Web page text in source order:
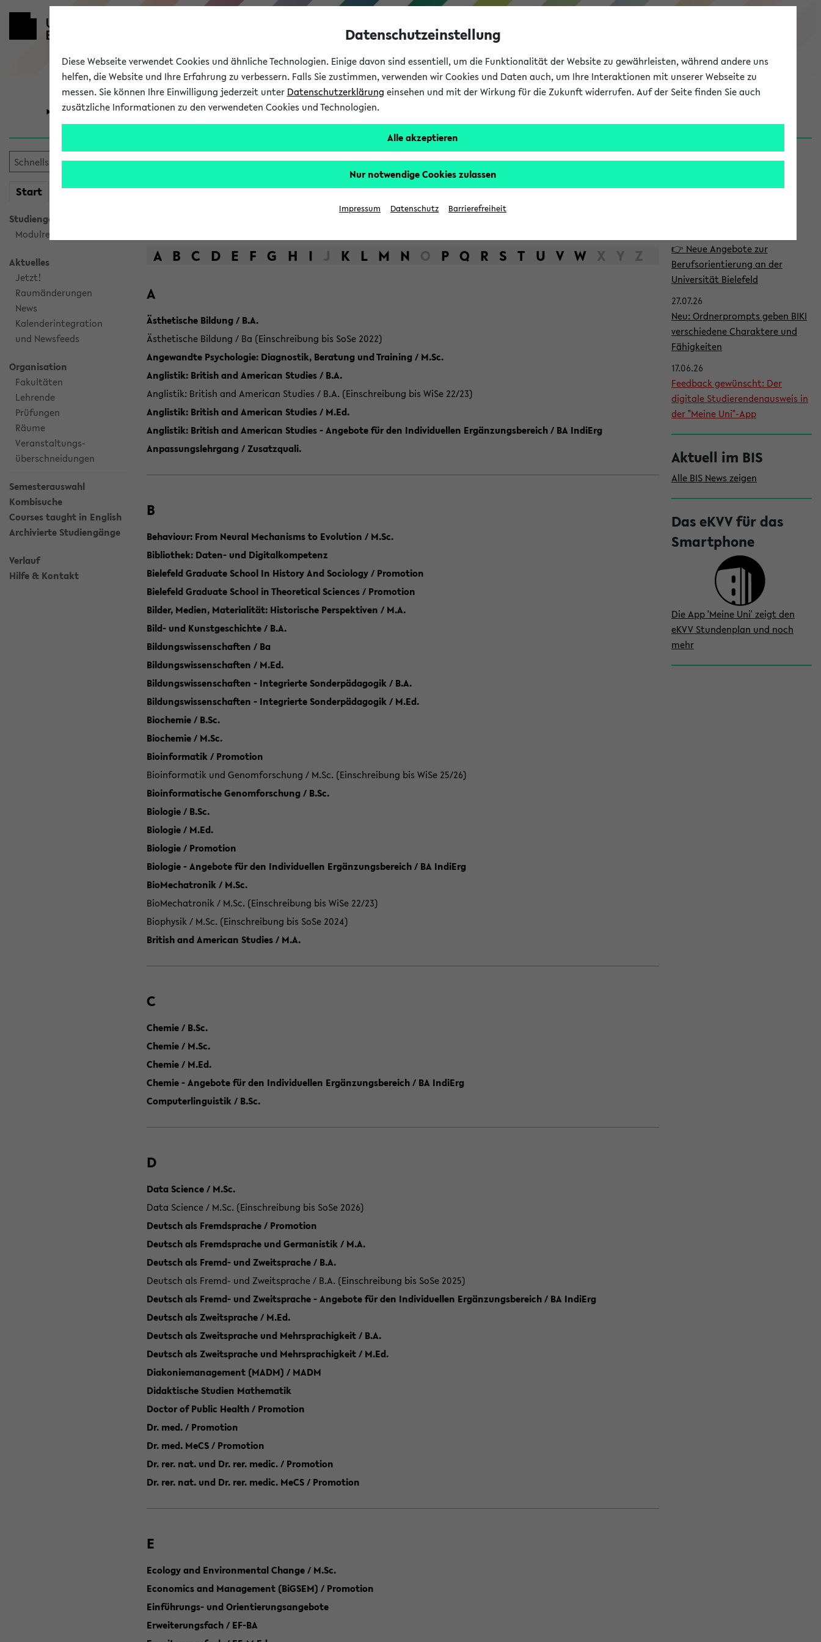
eKVV
Universität Forschung Studium
Start meineKVV
Studiengangsauswahl
Modulrecherche
Aktuelles
Jetzt!
Raumänderungen
News
Kalenderintegration
und Newsfeeds
Organisation
Fakultäten
Lehrende
Prüfungen
Räume
Veranstaltungs-
überschneidungen
Semesterauswahl
Kombisuche
Courses taught in English
Archivierte Studiengänge
Verlauf
Hilfe & Kontakt
Das Lehrangebot der Universität Bielefeld
A B C D E F G H I J K L M N O P Q R S T U V W X Y Z
A
Ästhetische Bildung / B.A.
Ästhetische Bildung / Ba (Einschreibung bis SoSe 2022)
Angewandte Psychologie: Diagnostik, Beratung und Training / M.Sc.
Anglistik: British and American Studies / B.A.
Anglistik: British and American Studies / B.A. (Einschreibung bis WiSe 22/23)
Anglistik: British and American Studies / M.Ed.
Anglistik: British and American Studies - Angebote für den Individuellen Ergänzungsbereich / BA IndiErg
Anpassungslehrgang / Zusatzquali.
B
Behaviour: From Neural Mechanisms to Evolution / M.Sc.
Bibliothek: Daten- und Digitalkompetenz
Bielefeld Graduate School In History And Sociology / Promotion
Bielefeld Graduate School in Theoretical Sciences / Promotion
Bilder, Medien, Materialität: Historische Perspektiven / M.A.
Bild- und Kunstgeschichte / B.A.
Bildungswissenschaften / Ba
Bildungswissenschaften / M.Ed.
Bildungswissenschaften - Integrierte Sonderpädagogik / B.A.
Bildungswissenschaften - Integrierte Sonderpädagogik / M.Ed.
Biochemie / B.Sc.
Biochemie / M.Sc.
Bioinformatik / Promotion
Bioinformatik und Genomforschung / M.Sc. (Einschreibung bis WiSe 25/26)
Bioinformatische Genomforschung / B.Sc.
Biologie / B.Sc.
Biologie / M.Ed.
Biologie / Promotion
Biologie - Angebote für den Individuellen Ergänzungsbereich / BA IndiErg
BioMechatronik / M.Sc.
BioMechatronik / M.Sc. (Einschreibung bis WiSe 22/23)
Biophysik / M.Sc. (Einschreibung bis SoSe 2024)
British and American Studies / M.A.
C
Chemie / B.Sc.
Chemie / M.Sc.
Chemie / M.Ed.
Chemie - Angebote für den Individuellen Ergänzungsbereich / BA IndiErg
Computerlinguistik / B.Sc.
D
Data Science / M.Sc.
Data Science / M.Sc. (Einschreibung bis SoSe 2026)
Deutsch als Fremdsprache / Promotion
Deutsch als Fremdsprache und Germanistik / M.A.
Deutsch als Fremd- und Zweitsprache / B.A.
Deutsch als Fremd- und Zweitsprache / B.A. (Einschreibung bis SoSe 2025)
Deutsch als Fremd- und Zweitsprache - Angebote für den Individuellen Ergänzungsbereich / BA IndiErg
Deutsch als Zweitsprache / M.Ed.
Deutsch als Zweitsprache und Mehrsprachigkeit / B.A.
Deutsch als Zweitsprache und Mehrsprachigkeit / M.Ed.
Diakoniemanagement (MADM) / MADM
Didaktische Studien Mathematik
Doctor of Public Health / Promotion
Dr. med. / Promotion
Dr. med. MeCS / Promotion
Dr. rer. nat. und Dr. rer. medic. / Promotion
Dr. rer. nat. und Dr. rer. medic. MeCS / Promotion
E
Ecology and Environmental Change / M.Sc.
Economics and Management (BiGSEM) / Promotion
Einführungs- und Orientierungsangebote
Erweiterungsfach / EF-BA
S
i
News
👉 Neue Angebote zur
Berufsorientierung an der
Universität Bielefeld
27.07.26
Neu: Ordnerprompts geben BIKI
verschiedene Charaktere und
Fähigkeiten
17.06.26
Feedback gewünscht: Der
digitale Studierendenausweis in
der "Meine Uni"-App
Aktuell im BIS
Alle BIS News zeigen
Das eKVV für das
Smartphone
Die App 'Meine Uni' zeigt den
eKVV Stundenplan und noch
mehr
Datenschutzeinstellung
Diese Webseite verwendet Cookies und ähnliche Technologien. Einige davon sind essentiell, um die Funktionalität der Website zu gewährleisten, während andere uns
helfen, die Website und Ihre Erfahrung zu verbessern. Falls Sie zustimmen, verwenden wir Cookies und Daten auch, um Ihre Interaktionen mit unserer Webseite zu
messen. Sie können Ihre Einwilligung jederzeit unter Datenschutzerklärung einsehen und mit der Wirkung für die Zukunft widerrufen. Auf der Seite finden Sie auch
zusätzliche Informationen zu den verwendeten Cookies und Technologien.
Alle akzeptieren
Nur notwendige Cookies zulassen
Impressum Datenschutz Barrierefreiheit